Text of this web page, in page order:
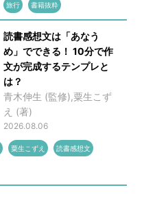
旅行 書籍抜粋
読書感想文は「あなう
め」でできる！ 10分で作
文が完成するテンプレと
は？
青木伸生 (監修),粟生こず
え (著)
2026.08.06
粟生こずえ 読書感想文